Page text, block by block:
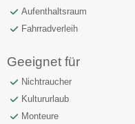
Aufenthaltsraum
Fahrradverleih
Geeignet für
Nichtraucher
Kultururlaub
Monteure